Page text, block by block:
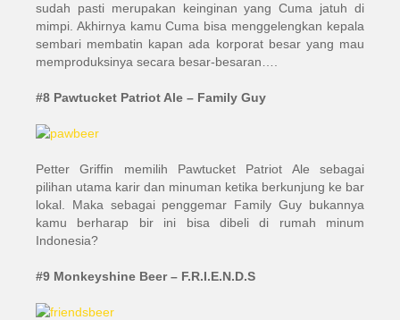
sudah pasti merupakan keinginan yang Cuma jatuh di
mimpi. Akhirnya kamu Cuma bisa menggelengkan kepala
sembari membatin kapan ada korporat besar yang mau
memproduksinya secara besar-besaran….
#8 Pawtucket Patriot Ale – Family Guy
Petter Griffin memilih Pawtucket Patriot Ale sebagai
pilihan utama karir dan minuman ketika berkunjung ke bar
lokal. Maka sebagai penggemar Family Guy bukannya
kamu berharap bir ini bisa dibeli di rumah minum
Indonesia?
#9 Monkeyshine Beer – F.R.I.E.N.D.S